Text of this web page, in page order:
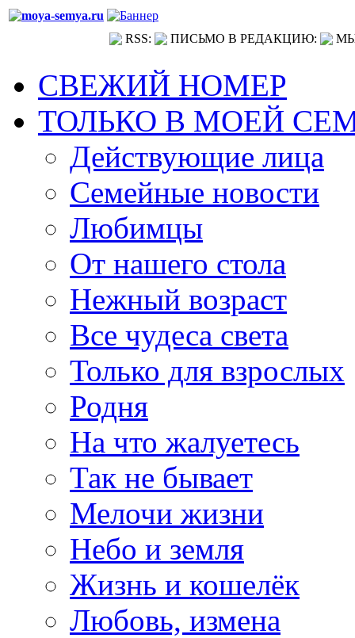
RSS: ПИСЬМО В РЕДАКЦИЮ:
СВЕЖИЙ НОМЕР
ТОЛЬКО В МОЕЙ
Действующие лица
Семейные новости
Любимцы
От нашего стола
Нежный возраст
Все чудеса света
Только для взрослых
Родня
На что жалуетесь
Так не бывает
Мелочи жизни
Небо и земля
Жизнь и кошелёк
Любовь, измена